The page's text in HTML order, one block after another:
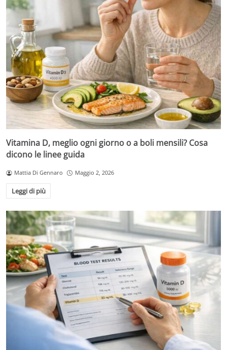
Vitamina D, meglio ogni giorno o a boli mensili? Cosa
dicono le linee guida
Mattia Di Gennaro Maggio 2, 2026
Leggi di più